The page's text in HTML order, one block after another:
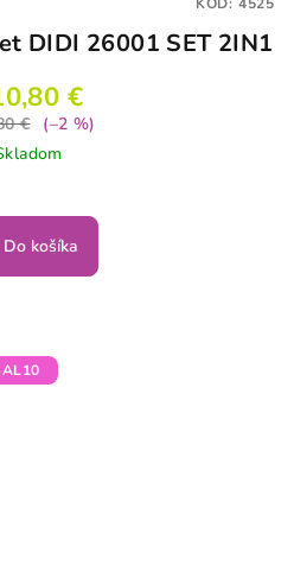
DIDI 26001 SET 2IN1
€
€
(–2 %)
Do košíka